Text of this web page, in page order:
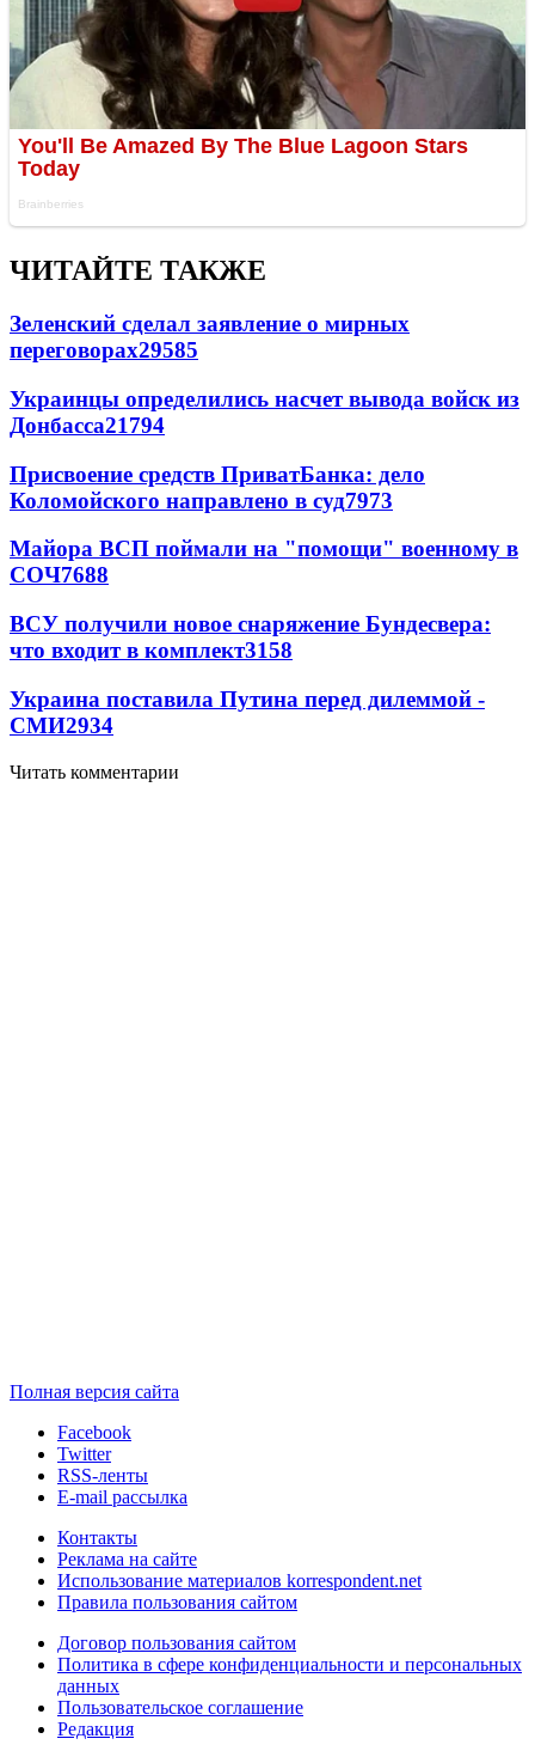
ЧИТАЙТЕ ТАКЖЕ
Зеленский сделал заявление о мирных
переговорах29585
Украинцы определились насчет вывода войск из
Донбасса21794
Присвоение средств ПриватБанка: дело
Коломойского направлено в суд7973
Майора ВСП поймали на "помощи" военному в
СОЧ7688
ВСУ получили новое снаряжение Бундесвера:
что входит в комплект3158
Украина поставила Путина перед дилеммой -
СМИ2934
Читать комментарии
Полная версия сайта
Facebook
Twitter
RSS-ленты
E-mail рассылка
Контакты
Реклама на сайте
Использование материалов korrespondent.net
Правила пользования сайтом
Договор пользования сайтом
Политика в сфере конфиденциальности и персональных
данных
Пользовательское соглашение
Редакция